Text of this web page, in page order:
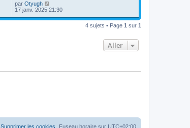
par Otyugh
17 janv. 2025 21:30
4 sujets • Page 1 sur 1
Aller
Fuseau horaire sur UTC+02:00
Supprimer les cookies